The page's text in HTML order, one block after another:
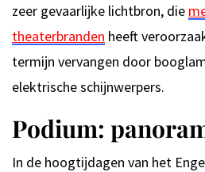
zeer gevaarlijke lichtbron, die
theaterbranden heeft
termijn vervangen door
elektrische schijnwerpers.
Podium:
In de hoogtijdagen van het